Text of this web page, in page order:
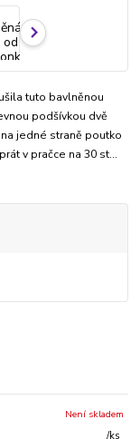
tuto bavlněnou
podšívkou dvě
jedné straně poutko
v pračce na 30 st...
/ks
Není skladem